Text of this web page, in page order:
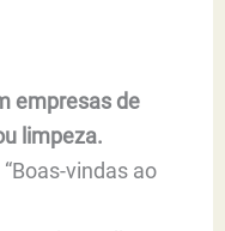
empresas de
limpeza.
vindas ao